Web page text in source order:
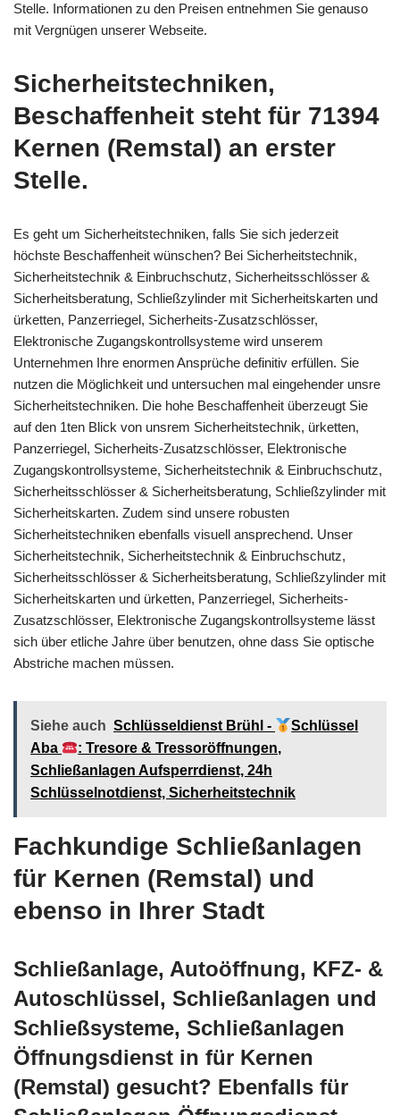
Stelle. Informationen zu den Preisen entnehmen Sie genauso
mit Vergnügen unserer Webseite.
Sicherheitstechniken,
Beschaffenheit steht für 71394
Kernen (Remstal) an erster
Stelle.
Es geht um Sicherheitstechniken, falls Sie sich jederzeit
höchste Beschaffenheit wünschen? Bei Sicherheitstechnik,
Sicherheitstechnik & Einbruchschutz, Sicherheitsschlösser &
Sicherheitsberatung, Schließzylinder mit Sicherheitskarten und
ürketten, Panzerriegel, Sicherheits-Zusatzschlösser,
Elektronische Zugangskontrollsysteme wird unserem
Unternehmen Ihre enormen Ansprüche definitiv erfüllen. Sie
nutzen die Möglichkeit und untersuchen mal eingehender unsre
Sicherheitstechniken. Die hohe Beschaffenheit überzeugt Sie
auf den 1ten Blick von unsrem Sicherheitstechnik, ürketten,
Panzerriegel, Sicherheits-Zusatzschlösser, Elektronische
Zugangskontrollsysteme, Sicherheitstechnik & Einbruchschutz,
Sicherheitsschlösser & Sicherheitsberatung, Schließzylinder mit
Sicherheitskarten. Zudem sind unsere robusten
Sicherheitstechniken ebenfalls visuell ansprechend. Unser
Sicherheitstechnik, Sicherheitstechnik & Einbruchschutz,
Sicherheitsschlösser & Sicherheitsberatung, Schließzylinder mit
Sicherheitskarten und ürketten, Panzerriegel, Sicherheits-
Zusatzschlösser, Elektronische Zugangskontrollsysteme lässt
sich über etliche Jahre über benutzen, ohne dass Sie optische
Abstriche machen müssen.
Siehe auch Schlüsseldienst Brühl -
Schlüssel
Aba
: Tresore & Tressoröffnungen,
Schließanlagen Aufsperrdienst, 24h
Schlüsselnotdienst, Sicherheitstechnik
Fachkundige Schließanlagen
für Kernen (Remstal) und
ebenso in Ihrer Stadt
Schließanlage, Autoöffnung, KFZ- &
Autoschlüssel, Schließanlagen und
Schließsysteme, Schließanlagen
Öffnungsdienst in für Kernen
(Remstal) gesucht? Ebenfalls für